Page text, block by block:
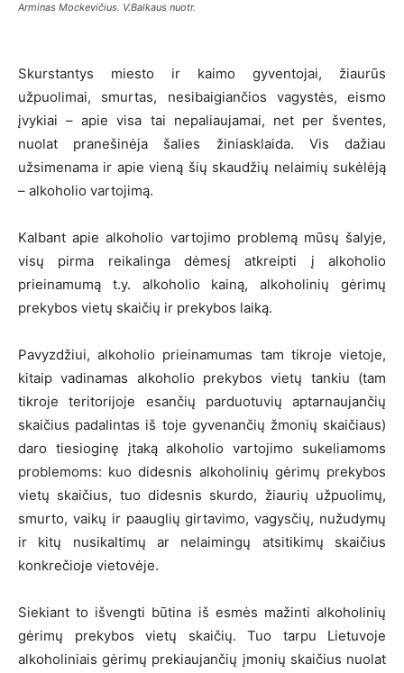
Arminas Mockevičius. V.Balkaus nuotr.
Skurstantys miesto ir kaimo gyventojai, žiaurūs
užpuolimai, smurtas, nesibaigiančios vagystės, eismo
įvykiai – apie visa tai nepaliaujamai, net per šventes,
nuolat pranešinėja šalies žiniasklaida. Vis dažiau
užsimenama ir apie vieną šių skaudžių nelaimių sukėlėją
– alkoholio vartojimą.
Kalbant apie alkoholio vartojimo problemą mūsų šalyje,
visų pirma reikalinga dėmesį atkreipti į alkoholio
prieinamumą t.y. alkoholio kainą, alkoholinių gėrimų
prekybos vietų skaičių ir prekybos laiką.
Pavyzdžiui, alkoholio prieinamumas tam tikroje vietoje,
kitaip vadinamas alkoholio prekybos vietų tankiu (tam
tikroje teritorijoje esančių parduotuvių aptarnaujančių
skaičius padalintas iš toje gyvenančių žmonių skaičiaus)
daro tiesioginę įtaką alkoholio vartojimo sukeliamoms
problemoms: kuo didesnis alkoholinių gėrimų prekybos
vietų skaičius, tuo didesnis skurdo, žiaurių užpuolimų,
smurto, vaikų ir paauglių girtavimo, vagysčių, nužudymų
ir kitų nusikaltimų ar nelaimingų atsitikimų skaičius
konkrečioje vietovėje.
Siekiant to išvengti būtina iš esmės mažinti alkoholinių
gėrimų prekybos vietų skaičių. Tuo tarpu Lietuvoje
alkoholiniais gėrimų prekiaujančių įmonių skaičius nuolat